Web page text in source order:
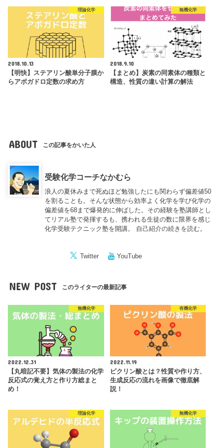
理論化学
2018.10.13
【明快】ステアリン酸単分子膜か
らアボガドロ定数の求め方
無機化学
2018.9.10
【まとめ】炭素の同素体の種類と
構造、性質の違い計算の解法
ABOUT この記事をかいた人
受験化学コーチなかむら
浪人の夏休みまで死ぬほど勉強したにも関わらず偏差値50
を割ることも。そんな状態から効率よく化学を学び化学の
偏差値を68まで爆発的に伸ばした。その経験を塾講師とし
てリアル塾で発揮するも、携われる生徒の数に限界を感じ
化学受験テクニック塾を開講。 自己紹介の続きを読む。
Twitter YouTube
NEW POST このライターの最新記事
無機化学
2022.12.31
【丸暗記不要】気体の製法の化学
反応式の覚え方と作り方総まと
め！
有機化学
2022.11.19
ピクリン酸とは？性質や作り方、
生成反応の流れを画像で徹底解
説！
理論化学 無機化学